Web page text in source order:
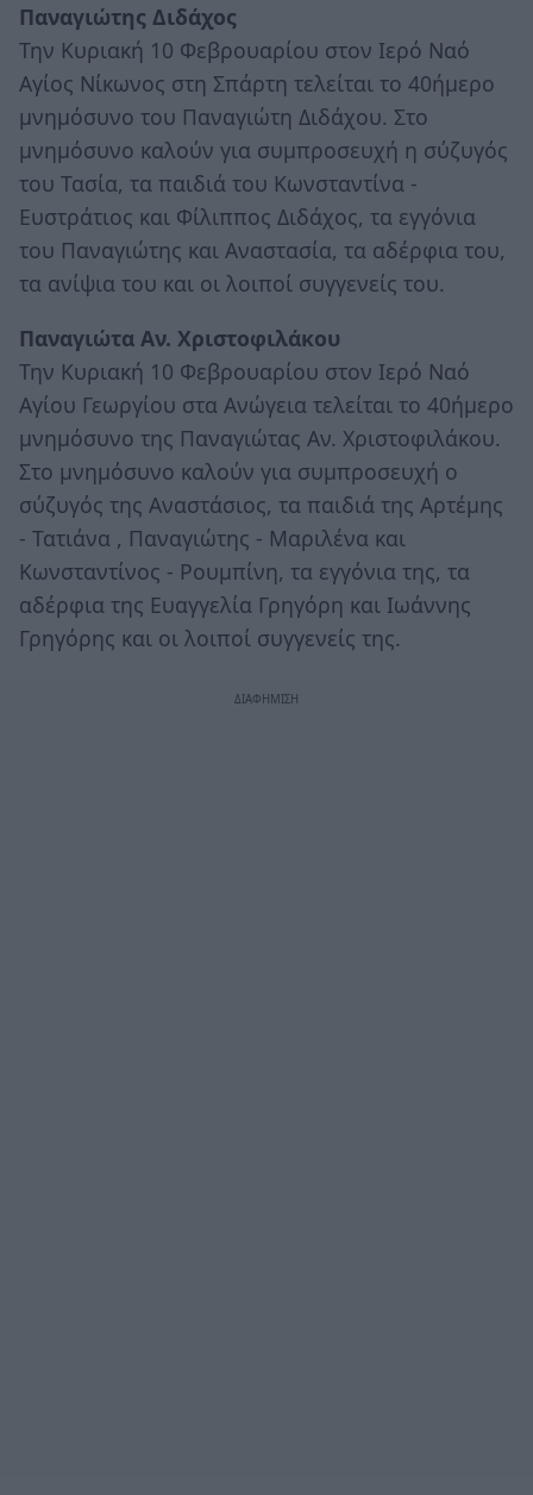
Παναγιώτης Διδάχος
Την Κυριακή 10 Φεβρουαρίου στον Ιερό Ναό
Αγίος Νίκωνος στη Σπάρτη τελείται το 40ήμερο
μνημόσυνο του Παναγιώτη Διδάχου. Στο
μνημόσυνο καλούν για συμπροσευχή η σύζυγός
του Τασία, τα παιδιά του Κωνσταντίνα -
Ευστράτιος και Φίλιππος Διδάχος, τα εγγόνια
του Παναγιώτης και Αναστασία, τα αδέρφια του,
τα ανίψια του και οι λοιποί συγγενείς του.
Παναγιώτα Αν. Χριστοφιλάκου
Την Κυριακή 10 Φεβρουαρίου στον Ιερό Ναό
Αγίου Γεωργίου στα Ανώγεια τελείται το 40ήμερο
μνημόσυνο της Παναγιώτας Αν. Χριστοφιλάκου.
Στο μνημόσυνο καλούν για συμπροσευχή ο
σύζυγός της Αναστάσιος, τα παιδιά της Αρτέμης
- Τατιάνα , Παναγιώτης - Μαριλένα και
Κωνσταντίνος - Ρουμπίνη, τα εγγόνια της, τα
αδέρφια της Ευαγγελία Γρηγόρη και Ιωάννης
Γρηγόρης και οι λοιποί συγγενείς της.